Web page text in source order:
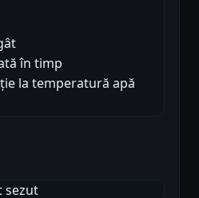
în timp
la temperatură apă